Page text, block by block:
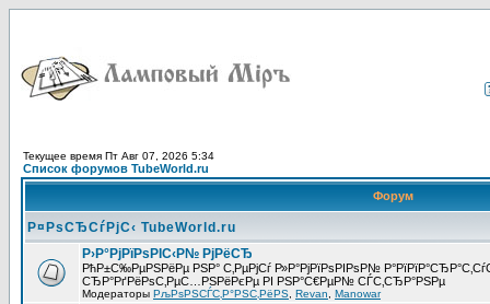
Текущее время Пт Авг 07, 2026 5:34
Список форумов TubeWorld.ru
Форум
Р¤РѕСЂСѓРјС‹ TubeWorld.ru
Р›Р°РјРїРѕРІС‹Р№ РјРёСЂ
РћР±С‰РµРЅРёРµ РЅР° С‚РµРјСѓ Р»Р°РјРїРѕРІРѕР№
СЂР°РґРёРѕС‚РµС…РЅРёРєРµ РІ РЅР°С€РµР№ СЃС‚СЂР°РЅРµ
Модераторы РљРѕРЅСЃС‚Р°РЅС‚РёРЅ Revan Manowar